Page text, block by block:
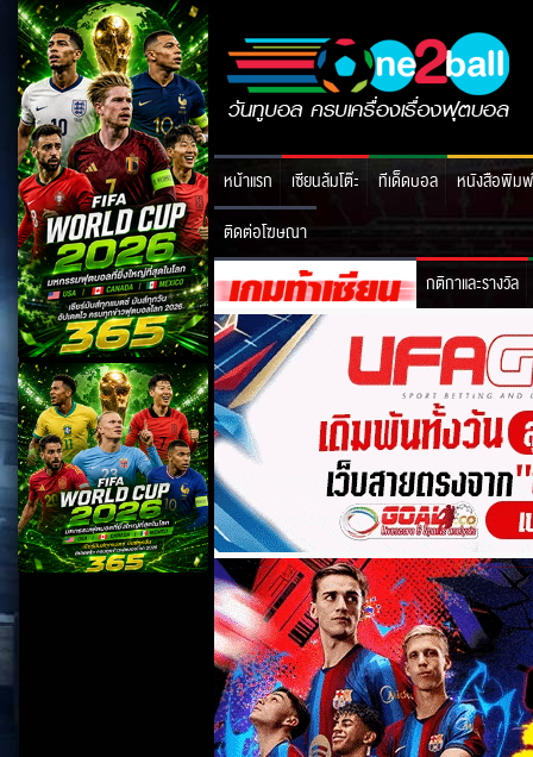
หน้าแรก เซียนล้มโต๊ะ ทีเด็ดบอล
หนังสือพิมพ์
ติดต่อโฆษณา
กติกาและรางวัล